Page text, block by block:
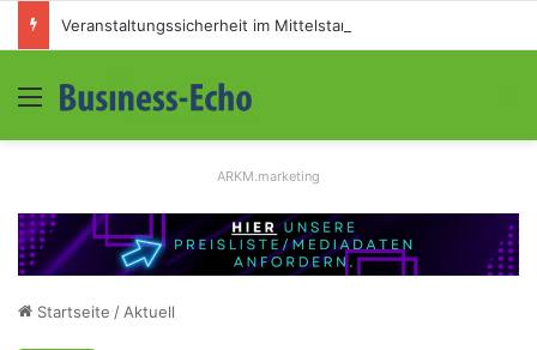
Menü
ARKM.marketing
Startseite / Aktuell